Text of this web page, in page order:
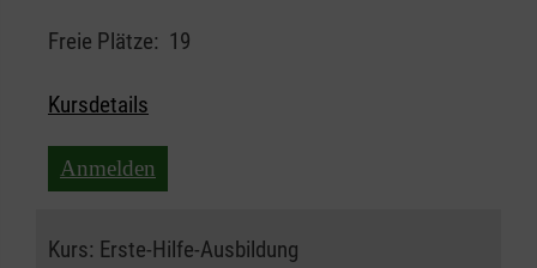
Freie Plätze: 19
Kursdetails
Anmelden
Kurs: Erste-Hilfe-Ausbildung